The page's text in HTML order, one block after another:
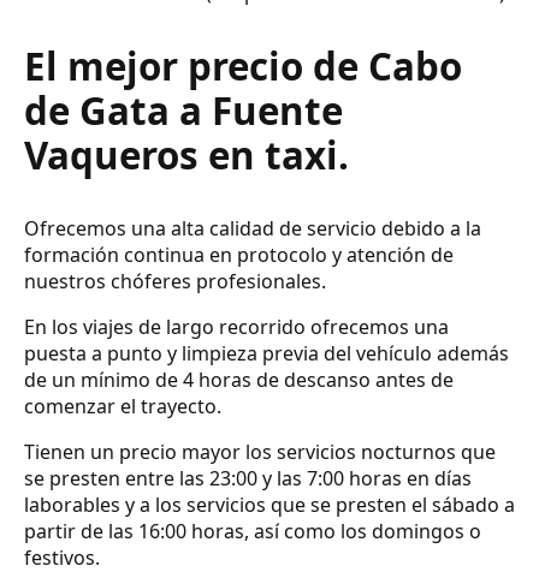
El mejor precio de Cabo
de Gata a Fuente
Vaqueros en taxi.
Ofrecemos una alta calidad de servicio debido a la
formación continua en protocolo y atención de
nuestros chóferes profesionales.
En los viajes de largo recorrido ofrecemos una
puesta a punto y limpieza previa del vehículo además
de un mínimo de 4 horas de descanso antes de
comenzar el trayecto.
Tienen un precio mayor los servicios nocturnos que
se presten entre las 23:00 y las 7:00 horas en días
laborables y a los servicios que se presten el sábado a
partir de las 16:00 horas, así como los domingos o
festivos.